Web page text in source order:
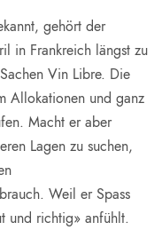
gehört der
in Frankreich längst zu
Vin Libre. Die
Allokationen und ganz
Macht er aber
Lagen zu suchen,
Weil er Spass
und richtig» anfühlt.